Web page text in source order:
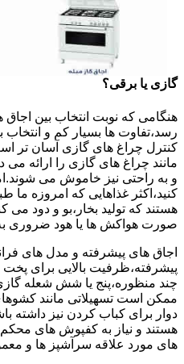
گازی یا برقی؟
هنگامی که نوبت انتخاب بین
رسد،تفاوت ها بسیار کم و
کنترل چراغ های گازی آسان تر
مانند چراغ های گازی را ارائه
و به راحتی نیز خاموش می
کنید،اکثر غذاهایی که امروزه ما
هستند که تولید بخار،بو و دود می
صورت هواکش ها یا هود ضروری
اجاق های پیشرفته و مدل های
پیشرفته،ظرفیت بالایی برای پخت
چند منظوره،پنج یا شش شعله
ممکن است تسهیلاتی مانند
دوار برای کباب کردن نیز داشته
هستند و نیاز به کفپوش های محکم
های مورد علاقه سرآشپز ها و